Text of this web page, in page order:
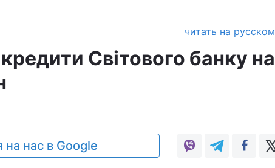
читать на русском
Світового банку на
на нас в Google